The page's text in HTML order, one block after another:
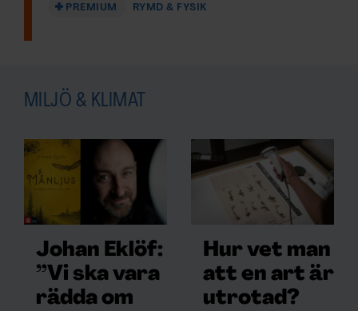
PREMIUM RYMD & FYSIK
MILJÖ & KLIMAT
Johan Eklöf:
”Vi ska vara
rädda om
Hur vet man
att en art är
utrotad?